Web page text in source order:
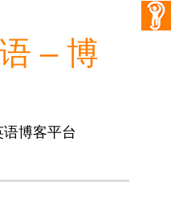
– 博
博客平台